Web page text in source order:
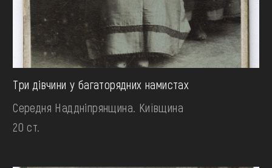
Три дівчини у багаторядних намистах
Середня Наддніпрянщина. Київщина
20 ст.